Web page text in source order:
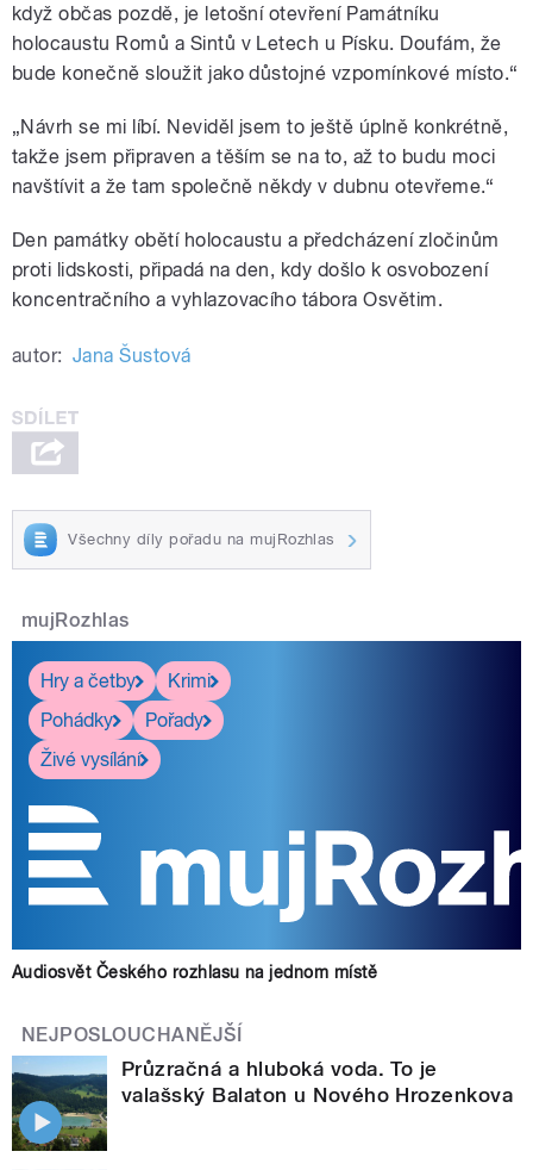
když občas pozdě, je letošní otevření Památníku
holocaustu Romů a Sintů v Letech u Písku. Doufám, že
bude konečně sloužit jako důstojné vzpomínkové místo.“
„Návrh se mi líbí. Neviděl jsem to ještě úplně konkrétně,
takže jsem připraven a těším se na to, až to budu moci
navštívit a že tam společně někdy v dubnu otevřeme.“
Den památky obětí holocaustu a předcházení zločinům
proti lidskosti, připadá na den, kdy došlo k osvobození
koncentračního a vyhlazovacího tábora Osvětim.
autor: Jana Šustová
Všechny díly pořadu na mujRozhlas
mujRozhlas
Hry a četby
Krimi
Pohádky
Pořady
Živé vysílání
Audiosvět Českého rozhlasu na jednom místě
NEJPOSLOUCHANĚJŠÍ
Průzračná a hluboká voda. To je
valašský Balaton u Nového Hrozenkova